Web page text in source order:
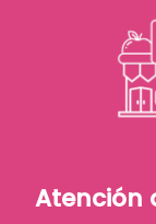
Atención